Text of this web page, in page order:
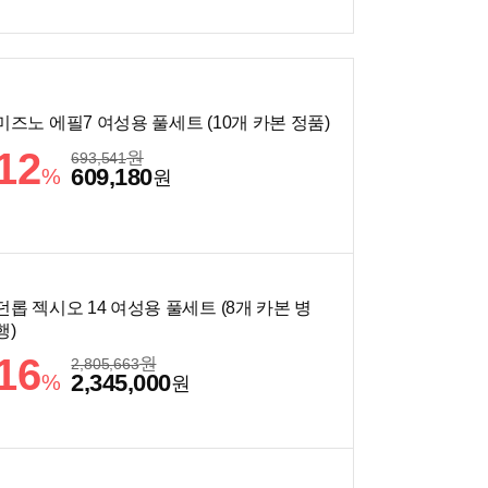
즈노 에필7 여성용 풀세트 (10개 카본 정품)
%
693,541원
609,180원
롭 젝시오 14 여성용 풀세트 (8개 카본 병
)
%
2,805,663원
2,345,000원